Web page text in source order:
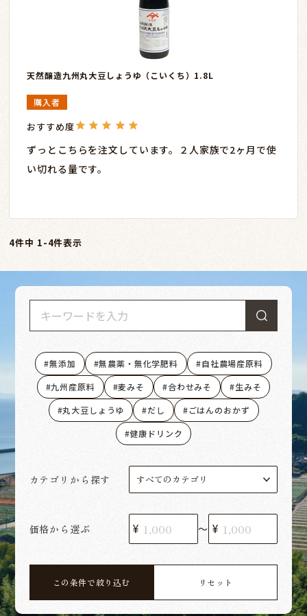
天然醸造九州丸大豆しょうゆ（こいくち）1.8L
購入者
ずっとこちらを注文しています。２人家族で2ヶ月で使
い切れる量です。
4件中 1-4件表示
無添加 無農薬・無化学肥料
自社農場産原料
九州産原料
麦みそ 合わせみそ
生みそ
丸大豆しょうゆ
だし
ごはんのおかず
健康ドリンク
カテゴリから探す
価格から選ぶ 〜
この条件で絞り込む リセット